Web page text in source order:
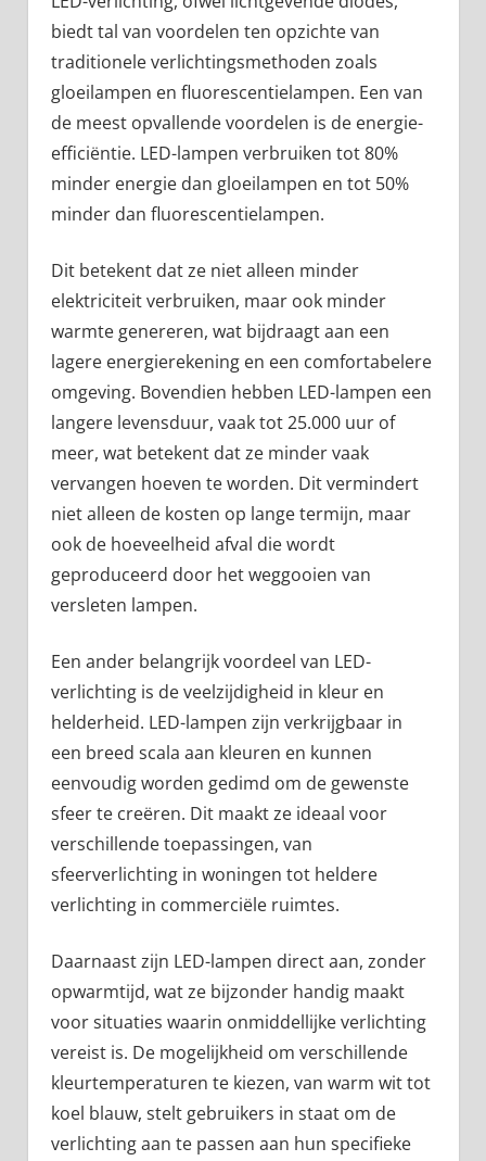
biedt tal van voordelen ten opzichte van
traditionele verlichtingsmethoden zoals
gloeilampen en fluorescentielampen. Een van
de meest opvallende voordelen is de energie-
efficiëntie. LED-lampen verbruiken tot 80%
minder energie dan gloeilampen en tot 50%
minder dan fluorescentielampen.
Dit betekent dat ze niet alleen minder
elektriciteit verbruiken, maar ook minder
warmte genereren, wat bijdraagt aan een
lagere energierekening en een comfortabelere
omgeving. Bovendien hebben LED-lampen een
langere levensduur, vaak tot 25.000 uur of
meer, wat betekent dat ze minder vaak
vervangen hoeven te worden. Dit vermindert
niet alleen de kosten op lange termijn, maar
ook de hoeveelheid afval die wordt
geproduceerd door het weggooien van
versleten lampen.
Een ander belangrijk voordeel van LED-
verlichting is de veelzijdigheid in kleur en
helderheid. LED-lampen zijn verkrijgbaar in
een breed scala aan kleuren en kunnen
eenvoudig worden gedimd om de gewenste
sfeer te creëren. Dit maakt ze ideaal voor
verschillende toepassingen, van
sfeerverlichting in woningen tot heldere
verlichting in commerciële ruimtes.
Daarnaast zijn LED-lampen direct aan, zonder
opwarmtijd, wat ze bijzonder handig maakt
voor situaties waarin onmiddellijke verlichting
vereist is. De mogelijkheid om verschillende
kleurtemperaturen te kiezen, van warm wit tot
koel blauw, stelt gebruikers in staat om de
verlichting aan te passen aan hun specifieke